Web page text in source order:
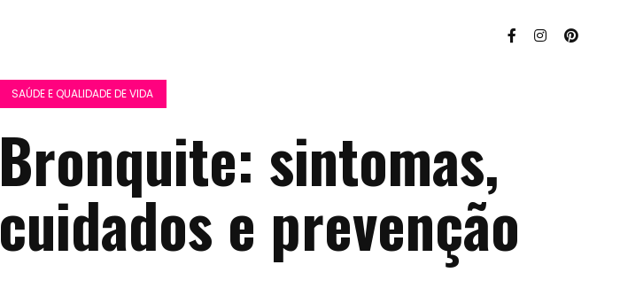
SAÚDE E QUALIDADE DE VIDA
Bronquite: sintomas,
cuidados e prevenção